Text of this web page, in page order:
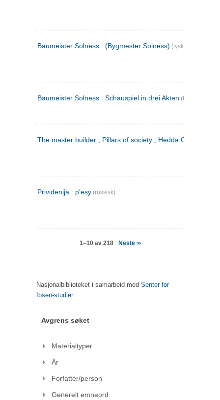
Baumeister Solness : (Bygmester Solness) (tysk)
Baumeister Solness : Schauspiel in drei Akten (tysk)
The master builder ; Pillars of society ; Hedda Gabler
Prividenija : p'esy (russisk)
1–10 av 218 Neste >>
Nasjonalbiblioteket i samarbeid med Senter for
Ibsen-studier
Avgrens søket
Materialtyper
År
Forfatter/person
Generelt emneord